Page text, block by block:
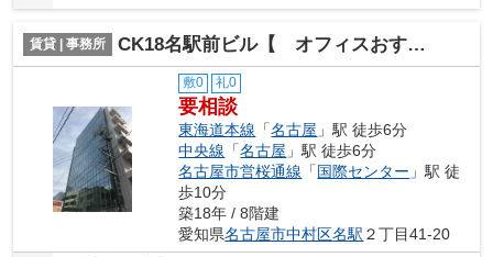
賃貸 | 事務所 CK18名駅前ビル【 オフィスおすすめ 】
敷0 礼0
要相談
東海道本線 「名古屋 」駅 徒歩6分
中央線 「名古屋 」駅 徒歩6分
名古屋市営桜通線 「国際センター 」駅 徒
歩10分
築18年 / 8階建
愛知県名古屋市中村区名駅 ２丁目41-20